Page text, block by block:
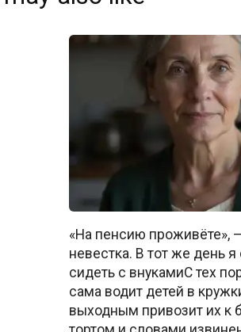
«На пенсию проживёте»,
невестка. В тот же день я
сидеть с внукамиС тех
сама водит детей в
выходным привозит их к